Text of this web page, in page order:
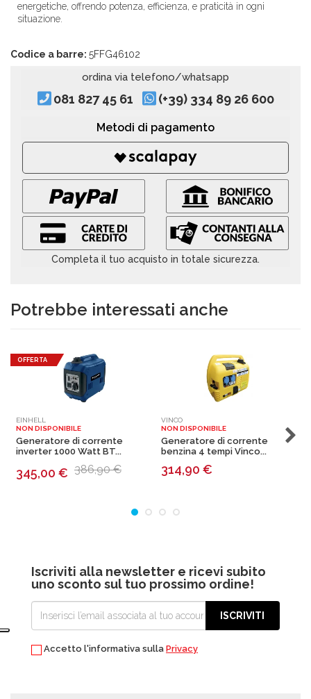
energetiche, offrendo potenza, efficienza, e praticità in ogni
situazione.
Codice a barre: 5FFG46102
ordina via telefono/whatsapp
081 827 45 61 (+39) 334 89 26 600
Metodi di pagamento
Completa il tuo acquisto in totale sicurezza.
Potrebbe interessati anche
OFFERTA
EINHELL
NON DISPONIBILE
Generatore di corrente
inverter 1000 Watt BT...
345,00 € 386,90 €
VINCO
NON DISPONIBILE
Generatore di corrente
benzina 4 tempi Vinco...
314,90 €
Iscriviti alla newsletter e ricevi subito
uno sconto sul tuo prossimo ordine!
ISCRIVITI
Accetto l'informativa sulla Privacy